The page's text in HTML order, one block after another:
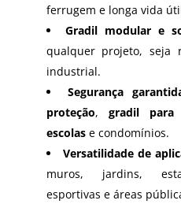
ferrugem e longa vida
Gradil modular e
qualquer projeto, seja
industrial.
Segurança
proteção, gradil para
escolase condomínios.
Versatilidade de
muros, jardins,
esportivas e áreas